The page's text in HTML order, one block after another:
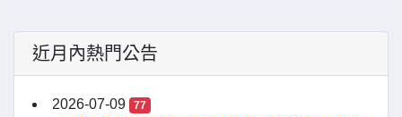
近月內熱門公告
2026-07-09 77